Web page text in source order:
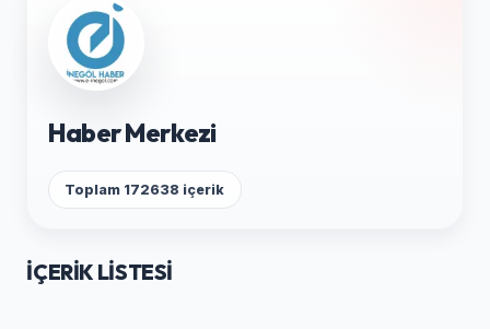
Haber Merkezi
Toplam 172638 içerik
İÇERIK LISTESI